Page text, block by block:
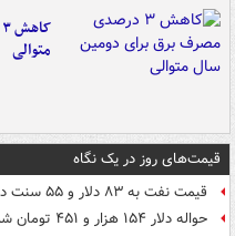
متوالی
قیمت‌های روز در یک نگاه
قیمت نفت به ۸۳ دلار و ۵۵ سنت در هر بشکه رسید
حواله دلار ۱۵۴ هزار و ۴۵۱ تومان شد